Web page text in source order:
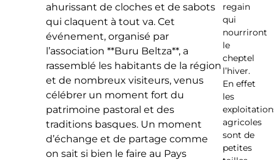
ahurissant de cloches et de sabots
qui claquent à tout va. Cet
événement, organisé par
l’association **Buru Beltza**, a
rassemblé les habitants de la région
et de nombreux visiteurs, venus
célébrer un moment fort du
patrimoine pastoral et des
traditions basques. Un moment
d’échange et de partage comme
on sait si bien le faire au Pays
regain
qui
nourriront
le
cheptel
l’hiver.
En effet
les
agricoles
sont de
petites